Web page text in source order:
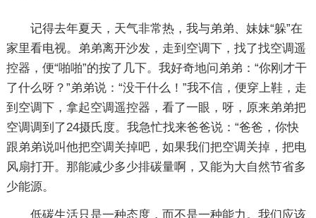
记得去年夏天，天气非常热，我与弟弟、妹妹“躲”在
家里看电视。弟弟离开沙发，走到空调下，找了找空调遥
控器，便“啪啪”的按了几下。我好奇地问弟弟：“你刚才干
了什么呀？”弟弟说：“没干什么！”我不信，便穿上鞋，走
到空调下，拿起空调遥控器，看了一眼，呀，原来弟弟把
空调调到了24摄氏度。我急忙找来爸爸说：“爸爸，你快
跟弟弟说叫他把空调关掉吧，如果我们把空调关掉，把电
风扇打开。那能减少多少排碳量啊，又能为大自然节省多
少能源。
低碳生活只是一种态度，而不是一种能力。我们应该